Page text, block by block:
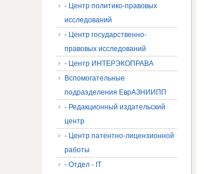
- Центр политико-правовых
исследований
- Центр государственно-
правовых исследований
- Центр ИНТЕРЭКОПРАВА
Вспомогательные
подразделения ЕврАЗНИИПП
- Редакционный издательский
центр
- Центр патентно-лицензионной
работы
- Отдел - IT